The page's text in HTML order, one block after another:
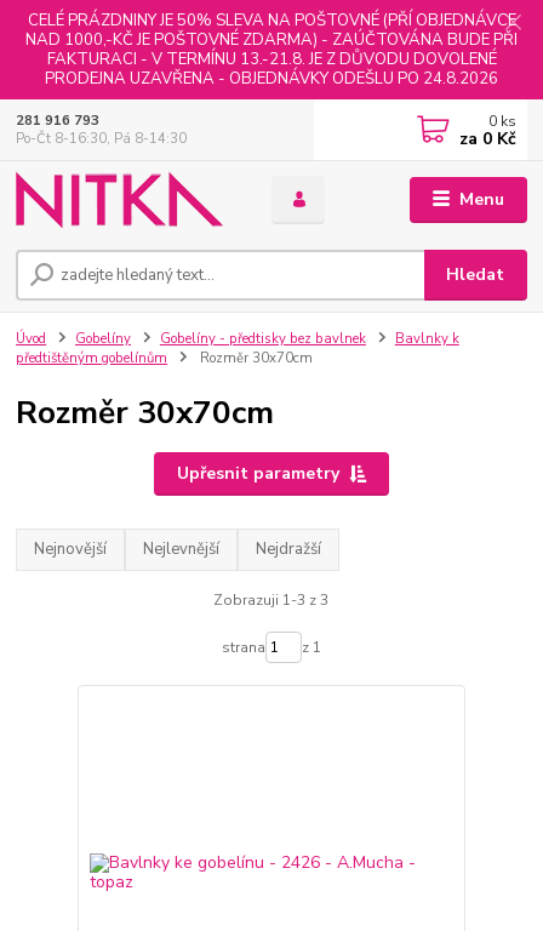
CELÉ PRÁZDNINY JE 50% SLEVA NA POŠTOVNÉ (PŘÍ OBJEDNÁVCE
NAD 1000,-KČ JE POŠTOVNÉ ZDARMA) - ZAÚČTOVÁNA BUDE PŘI
FAKTURACI - V TERMÍNU 13.-21.8. JE Z DŮVODU DOVOLENÉ
PRODEJNA UZAVŘENA - OBJEDNÁVKY ODEŠLU PO 24.8.2026
Menu
Hledat
281 916 793
Po-Čt 8-16:30, Pá 8-14:30
0 ks
za 0 Kč
Úvod Gobelíny Gobelíny - předtisky bez bavlnek
Bavlnky k
předtištěným gobelínům
Rozměr 30x70cm
Rozměr 30x70cm
Upřesnit parametry
Nejnovější Nejlevnější Nejdražší
Zobrazuji 1-3 z 3
strana z 1